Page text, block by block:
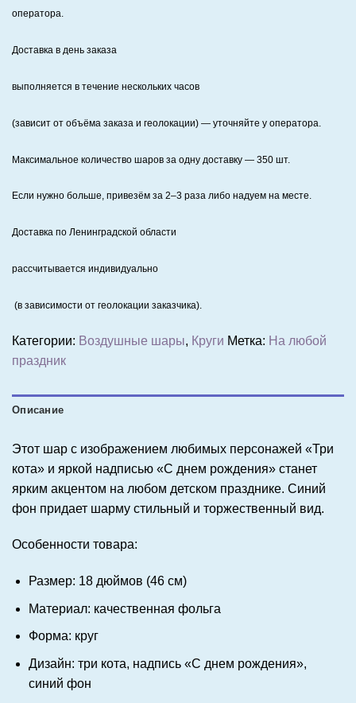
оператора.
Доставка в день заказа
выполняется в течение нескольких часов
(зависит от объёма заказа и геолокации) — уточняйте у оператора.
Максимальное количество шаров за одну доставку — 350 шт.
Если нужно больше, привезём за 2–3 раза либо надуем на месте.
Доставка по Ленинградской области
рассчитывается индивидуально
(в зависимости от геолокации заказчика).
Категории: Воздушные шары, Круги Метка: На любой
праздник
Описание
Этот шар с изображением любимых персонажей «Три
кота» и яркой надписью «С днем рождения» станет
ярким акцентом на любом детском празднике. Синий
фон придает шарму стильный и торжественный вид.
Особенности товара:
Размер: 18 дюймов (46 см)
Материал: качественная фольга
Форма: круг
Дизайн: три кота, надпись «С днем рождения»,
синий фон